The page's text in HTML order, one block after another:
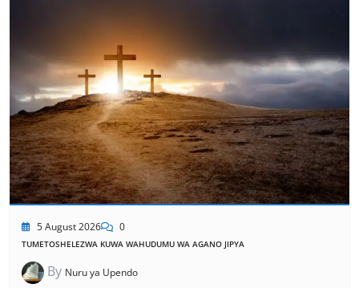
5 August 2026 0
TUMETOSHELEZWA KUWA WAHUDUMU WA AGANO JIPYA
By Nuru ya Upendo